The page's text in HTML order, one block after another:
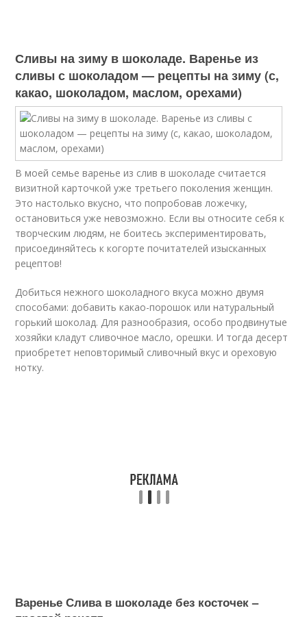
Сливы на зиму в шоколаде. Варенье из
сливы с шоколадом — рецепты на зиму (с,
какао, шоколадом, маслом, орехами)
В моей семье варенье из слив в шоколаде считается
визитной карточкой уже третьего поколения женщин.
Это настолько вкусно, что попробовав ложечку,
остановиться уже невозможно. Если вы относите себя к
творческим людям, не боитесь экспериментировать,
присоединяйтесь к когорте почитателей изысканных
рецептов!
Добиться нежного шоколадного вкуса можно двумя
способами: добавить какао-порошок или натуральный
горький шоколад. Для разнообразия, особо продвинутые
хозяйки кладут сливочное масло, орешки. И тогда десерт
приобретет неповторимый сливочный вкус и ореховую
нотку.
Варенье Слива в шоколаде без косточек –